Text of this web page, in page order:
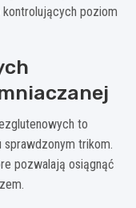
poziom
to
sprawdzonym trikom.
pozwalają osiągnąć